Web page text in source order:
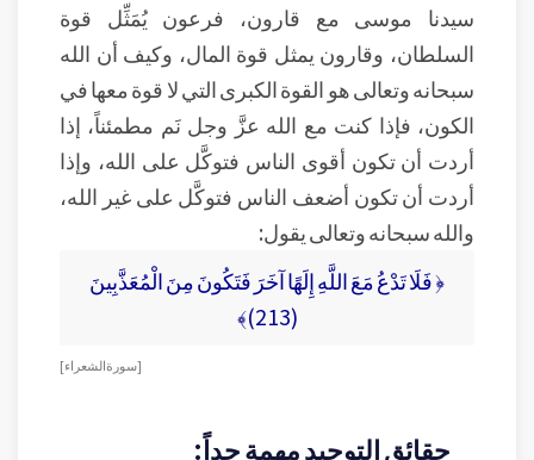
سيدنا موسى مع قارون، فرعون يُمَثِّل قوة
السلطان، وقارون يمثل قوة المال، وكيف أن الله
سبحانه وتعالى هو القوة الكبرى التي لا قوة معها في
الكون، فإذا كنت مع الله عزَّ وجل نَم مطمئناً، إذا
أردت أن تكون أقوى الناس فتوكَّل على الله، وإذا
أردت أن تكون أضعف الناس فتوكَّل على غير الله،
والله سبحانه وتعالى يقول:
﴿ فَلَا تَدْعُ مَعَ اللَّهِ إِلَهًا آخَرَ فَتَكُونَ مِنَ الْمُعَذَّبِينَ
(213)﴾
[ سورة الشعراء ]
حقائق التوحيد مهمة جداً: